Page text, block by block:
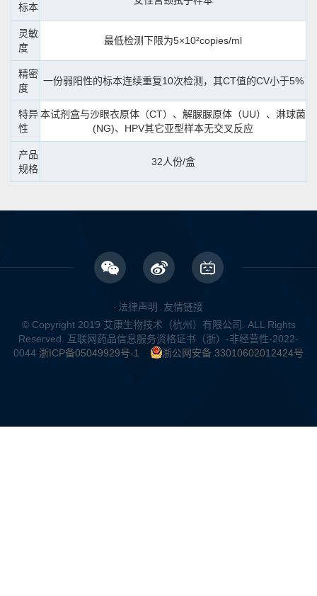
标本
灵敏
度
最低检测下限为5×10²copies/ml
精密
度
一份弱阳性的标本连续重复10次检测，其CT值的CV小于5%
特异
性
本试剂盒与沙眼衣原体（CT）、解脲脲原体（UU）、淋球菌
(NG)、HPV其它亚型样本无交叉反应
产品
规格
32人份/盒
· 法律声明
友情链接
© Copyright 2019 艾康生物技术（杭州）有限公司. ALL Rights
Reserved. 互联网药品信息服务资格证书（浙）-非经营性-2022-
0044 浙ICP备05049929号-1 浙公网安备 33010602012424号